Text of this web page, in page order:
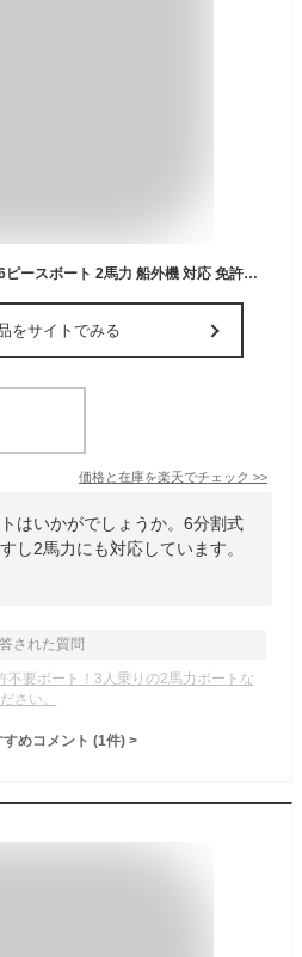
ボート 6分割式 ポリエチレン 6ピースボート 2馬力 船外機 対応 免許不要 オール付き
をサイトでみる
価格と在庫を楽天でチェック >>
はいかがでしょうか。6分割式
し2馬力にも対応しています。
された質問
不要ボート！3人乗りの2馬力ボートな
さい。
めコメント (1件) >